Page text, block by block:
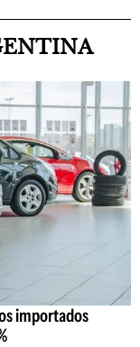
importados